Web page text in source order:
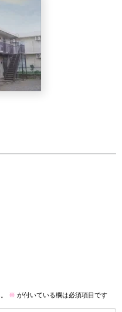
※ が付いている欄は必須項目です